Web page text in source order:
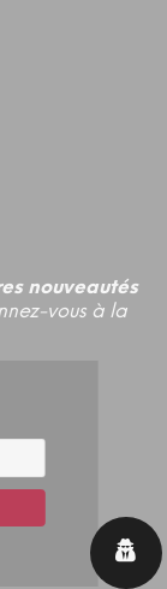
nouveautés
vous à la